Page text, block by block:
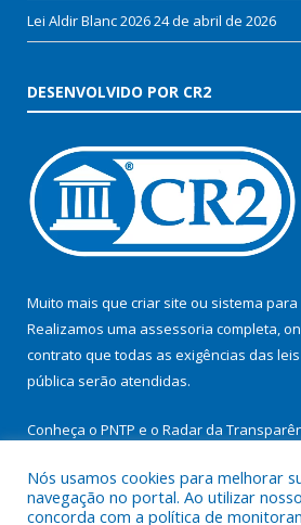
Lei Aldir Blanc 202624 de abril de 2026
DESENVOLVIDO POR CR2
Muito mais que criar site ou sistema
Realizamos uma assessoria completa,
contrato que todas as exigências das
pública serão atendidas.
Conheça o PNTP e o Radar da
Nós usamos cookies para melhorar
navegação no portal. Ao utilizar
concorda com a política de